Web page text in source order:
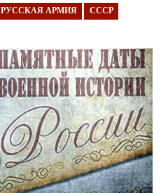
РУССКАЯ АРМИЯ СССР